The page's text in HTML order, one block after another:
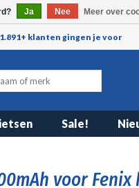
klanten gingen je voor
Sale!
voor
Ja Nee Meer over